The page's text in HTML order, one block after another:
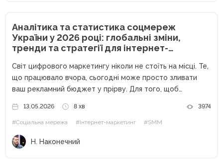
Аналітика та статистика соцмереж
України у 2026 році: глобальні зміни,
тренди та стратегії для інтернет-
Світ цифрового маркетингу ніколи не стоїть на місці. Те,
що працювало вчора, сьогодні може просто зливати
ваш рекламний бюджет у прірву. Для того, щоб
ліди та масштабувати бізнес, інтернет-маркетологу
критично важливо тримати руку на пульсі статистичних...
13.05.2026 8 хв 3974
#Соціальна мережа #Інтернет-маркетинг #SMM
Н. Наконечний